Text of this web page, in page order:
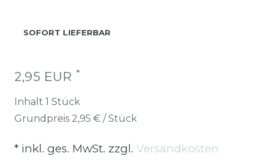
SOFORT LIEFERBAR
2,95 EUR *
Inhalt 1 Stück
Grundpreis 2,95 € / Stück
* inkl. ges. MwSt. zzgl. Versandkosten